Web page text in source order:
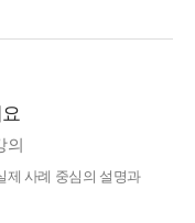
의
제 사례 중심의 설명과